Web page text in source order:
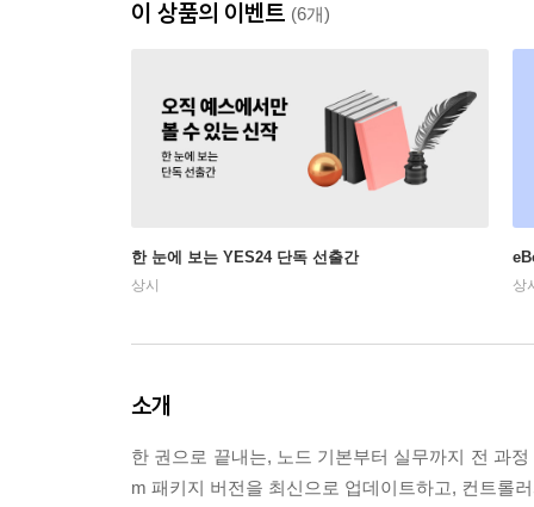
이 상품의 이벤트 (6개)
한 눈에 보는 YES24 단독 선출간
상시 상
소개
한 권으로 끝내는, 노드 기본부터 실무까지 전 과
m 패키지 버전을 최신으로 업데이트하고, 컨트롤